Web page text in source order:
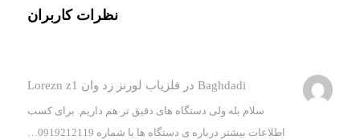
نظرات کاربران
Baghdadi در فلزیاب لورنز زد وان Lorezn z1
سلام بله ولی دستگاه های دقیق تر هم داریم. برای کسب
اطلاعات بیشتر درباره ی دستگاه ها با شماره 0919212119…